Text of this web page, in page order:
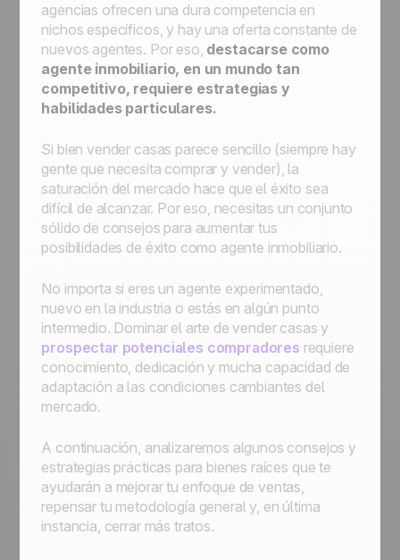
agencias ofrecen una dura competencia en
nichos específicos, y hay una oferta constante de
nuevos agentes. Por eso, destacarse como
agente inmobiliario, en un mundo tan
competitivo, requiere estrategias y
habilidades particulares.
Si bien vender casas parece sencillo (siempre hay
gente que necesita comprar y vender), la
saturación del mercado hace que el éxito sea
difícil de alcanzar. Por eso, necesitas un conjunto
sólido de consejos para aumentar tus
posibilidades de éxito como agente inmobiliario.
No importa si eres un agente experimentado,
nuevo en la industria o estás en algún punto
intermedio. Dominar el arte de vender casas y
prospectar potenciales compradores requiere
conocimiento, dedicación y mucha capacidad de
adaptación a las condiciones cambiantes del
mercado.
A continuación, analizaremos algunos consejos y
estrategias prácticas para bienes raíces que te
ayudarán a mejorar tu enfoque de ventas,
repensar tu metodología general y, en última
instancia, cerrar más tratos.